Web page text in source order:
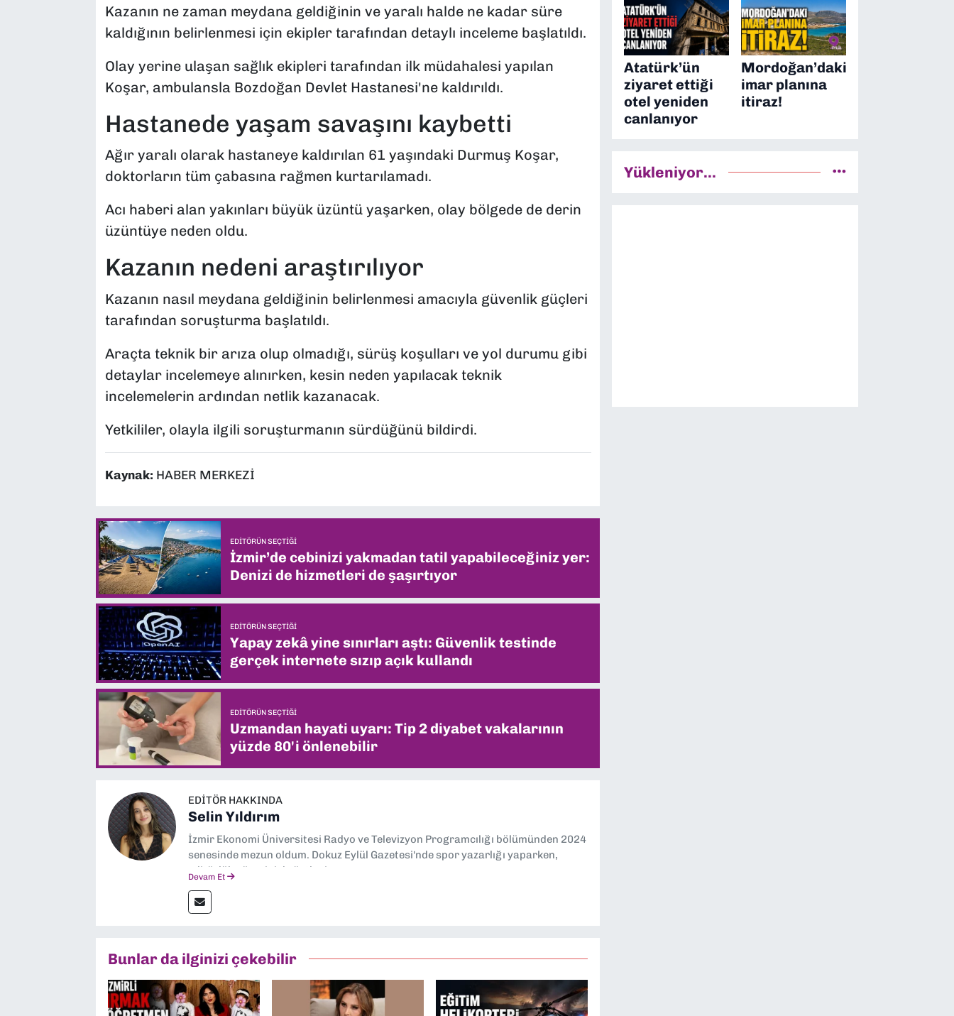
Kazanın ne zaman meydana geldiğinin ve yaralı halde ne kadar süre
kaldığının belirlenmesi için ekipler tarafından detaylı inceleme başlatıldı.
Olay yerine ulaşan sağlık ekipleri tarafından ilk müdahalesi yapılan
Koşar, ambulansla Bozdoğan Devlet Hastanesi'ne kaldırıldı.
Hastanede yaşam savaşını kaybetti
Ağır yaralı olarak hastaneye kaldırılan 61 yaşındaki Durmuş Koşar,
doktorların tüm çabasına rağmen kurtarılamadı.
Acı haberi alan yakınları büyük üzüntü yaşarken, olay bölgede de derin
üzüntüye neden oldu.
Kazanın nedeni araştırılıyor
Kazanın nasıl meydana geldiğinin belirlenmesi amacıyla güvenlik güçleri
tarafından soruşturma başlatıldı.
Araçta teknik bir arıza olup olmadığı, sürüş koşulları ve yol durumu gibi
detaylar incelemeye alınırken, kesin neden yapılacak teknik
incelemelerin ardından netlik kazanacak.
Yetkililer, olayla ilgili soruşturmanın sürdüğünü bildirdi.
Kaynak: HABER MERKEZİ
EDITÖRÜN SEÇTIĞI
İzmir’de cebinizi yakmadan tatil yapabileceğiniz yer:
Denizi de hizmetleri de şaşırtıyor
EDITÖRÜN SEÇTIĞI
Yapay zekâ yine sınırları aştı: Güvenlik testinde
gerçek internete sızıp açık kullandı
EDITÖRÜN SEÇTIĞI
Uzmandan hayati uyarı: Tip 2 diyabet vakalarının
yüzde 80'i önlenebilir
EDITÖR HAKKINDA
Selin Yıldırım
İzmir Ekonomi Üniversitesi Radyo ve Televizyon Programcılığı bölümünden 2024
senesinde mezun oldum. Dokuz Eylül Gazetesi'nde spor yazarlığı yaparken,
editörlük görevini de üstleniyorum.
Devam Et
Bunlar da ilginizi çekebilir
Atatürk’ün
ziyaret ettiği
otel yeniden
canlanıyor
Mordoğan’daki
imar planına
itiraz!
Yükleniyor...